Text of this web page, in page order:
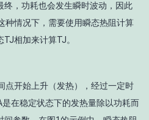
终，功耗也会发生瞬时波动，因此
种情况下，需要使用瞬态热阻计算
TJ相加来计算TJ。
点开始上升（发热），经过一定时
是在稳定状态下的发热量除以功耗而